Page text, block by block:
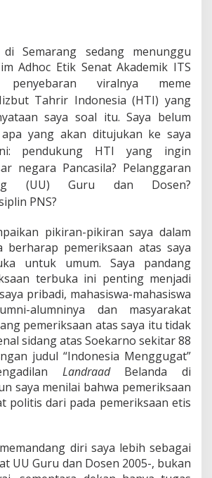
u
a
t
Semarang sedang menunggu
Adhoc Etik Senat Akademik ITS
viralnya meme
Tahrir Indonesia (HTI) yang
saya soal itu. Saya belum
yang akan ditujukan ke saya
pendukung HTI yang ingin
negara Pancasila? Pelanggaran
(UU) Guru dan Dosen?
PNS?
pikiran-pikiran saya dalam
berharap pemeriksaan atas saya
untuk umum. Saya pandang
terbuka ini penting menjadi
pribadi, mahasiswa-mahasiswa
alumninya dan masyarakat
pemeriksaan atas saya itu tidak
sidang atas Soekarno sekitar 88
judul “Indonesia Menggugat”
LandraadBelanda di
saya menilai bahwa pemeriksaan
politis dari pada pemeriksaan etis
diri saya lebih sebagai
UU Guru dan Dosen 2005-, bukan